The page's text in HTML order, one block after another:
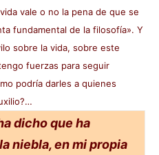
vale o no la pena de que se
fundamental de la filosofía». Y
sobre la vida, sobre este
fuerzas para seguir
podría darles a quienes
dicho que ha
niebla, en mi propia